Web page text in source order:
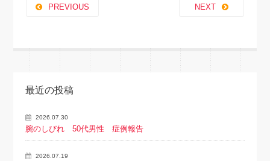
PREVIOUS NEXT
最近の投稿
2026.07.30
腕のしびれ 50代男性 症例報告
2026.07.19